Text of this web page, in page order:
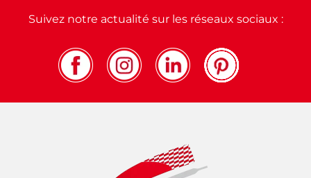
Suivez notre actualité sur les réseaux sociaux :